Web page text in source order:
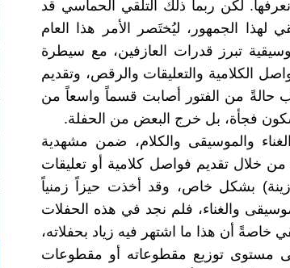
لكن ربما ذلك التلقي الحماسي قد
الجمهور، ليُختَصر الأمر هذا العام
تبرز قدرات العازفين، مع سيطرة
الكلامية والتعليقات والرقص، وتقديم
حالةً من الفتور أصابت قسماً واسعاً من
فجأة، بل خرج البعض من الحفلة.
والموسيقى والكلام، ضمن مشهدية
خلال تقديم فواصل كلامية أو تعليقات
بشكل خاص، وقد أخذت حيزاً زمنياً
والغناء، فلم نجد في هذه الحفلات
خاصةً أن هذا ما اشتهر فيه زياد بحفلاته،
مستوى توزيع مقطوعاته أو مقطوعات